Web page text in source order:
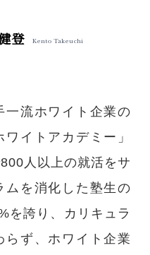
登 Kento Takeuchi
一流ホワイト企業の
イトアカデミー」
人以上の就活をサ
ムを消化した塾生の
を誇り、カリキュラ
らず、ホワイト企業